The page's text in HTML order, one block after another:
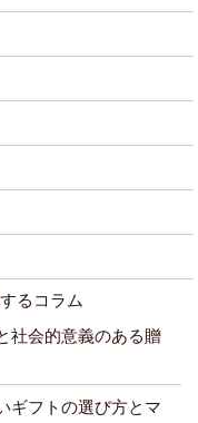
るコラム
社会的意義のある贈
ギフトの選び方とマ